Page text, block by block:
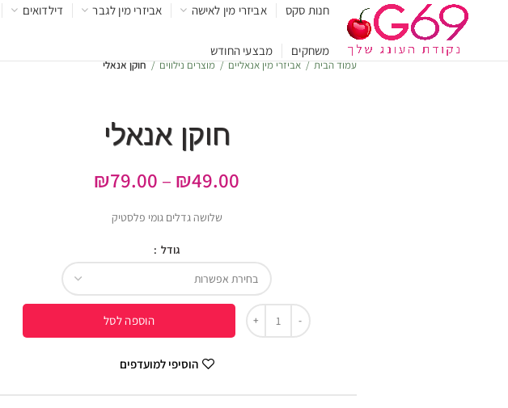
חנות סקס אביזרי מין לאישה אביזרי מין לגבר דילדואים
משחקים מבצעי החודש
עמוד הבית אביזרי מין אנאליים מוצרים נילווים חוקן אנאלי
חוקן אנאלי
₪49.00
–
₪79.00
שלושה גדלים גומי פלסטיק
גודל
הוספה לסל
הוסיפי למועדפים